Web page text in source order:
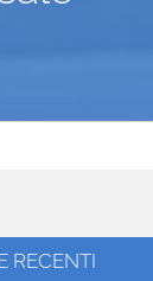
RECENTI